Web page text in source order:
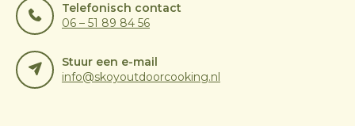
Telefonisch contact
06 – 51 89 84 56
Stuur een e-mail
info@skoyoutdoorcooking.nl